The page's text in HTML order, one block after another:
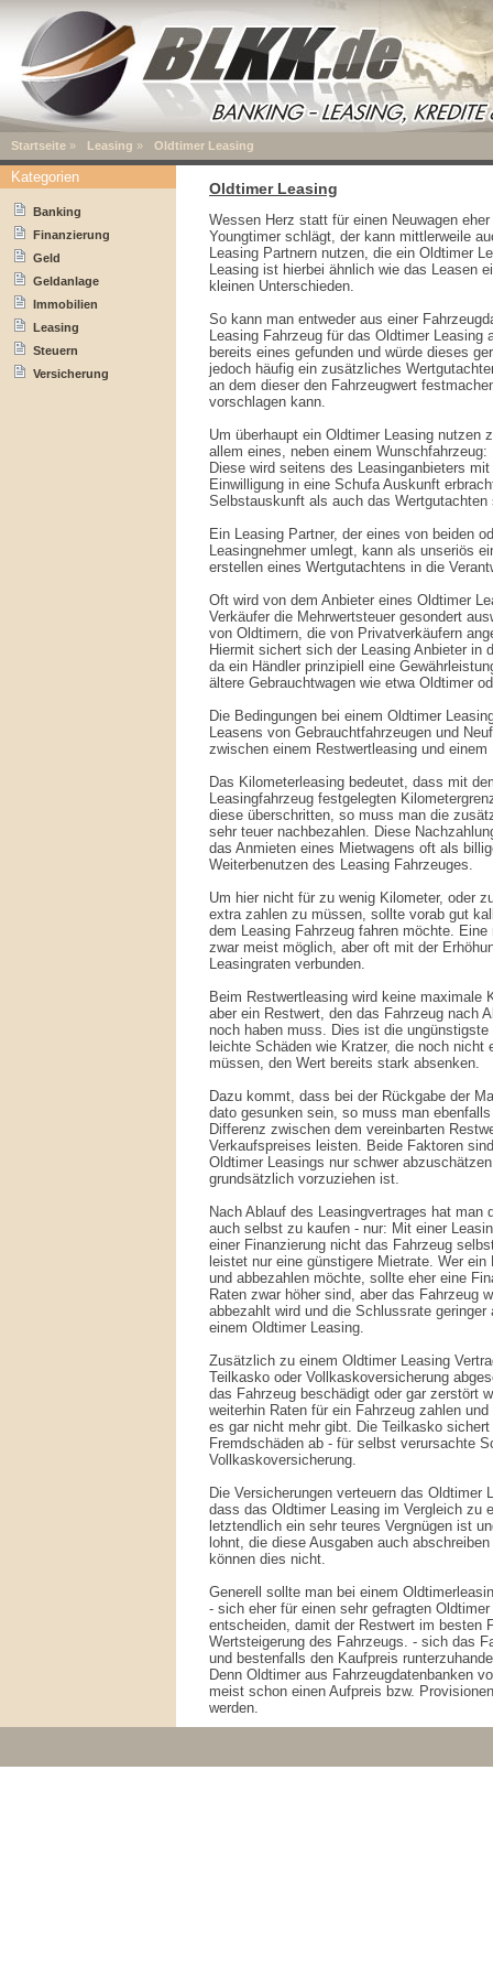
Startseite » Leasing » Oldtimer Leasing
Oldtimer Leasing
Wessen Herz statt für einen Neuwagen
Youngtimer schlägt, der kann mittlerweile
Leasing Partnern nutzen, die ein Oldtimer
Leasing ist hierbei ähnlich wie das Leasen
kleinen Unterschieden.
So kann man entweder aus einer
Leasing Fahrzeug für das Oldtimer Leasing
bereits eines gefunden und würde dieses
jedoch häufig ein zusätzliches
an dem dieser den Fahrzeugwert
vorschlagen kann.
Um überhaupt ein Oldtimer Leasing nutzen
allem eines, neben einem
Diese wird seitens des Leasinganbieters
Einwilligung in eine Schufa Auskunft
Selbstauskunft als auch das
Ein Leasing Partner, der eines von beiden
Leasingnehmer umlegt, kann als unseriös
erstellen eines Wertgutachtens in die
Oft wird von dem Anbieter eines Oldtimer
Verkäufer die Mehrwertsteuer gesondert
von Oldtimern, die von Privatverkäufern
Hiermit sichert sich der Leasing Anbieter in
da ein Händler prinzipiell eine
ältere Gebrauchtwagen wie etwa Oldtimer
Die Bedingungen bei einem Oldtimer
Leasens von Gebrauchtfahrzeugen und
zwischen einem Restwertleasing und
Das Kilometerleasing bedeutet, dass mit
Leasingfahrzeug festgelegten
diese überschritten, so muss man die
sehr teuer nachbezahlen. Diese
das Anmieten eines Mietwagens oft als
Weiterbenutzen des Leasing Fahrzeuges.
Um hier nicht für zu wenig Kilometer, oder
extra zahlen zu müssen, sollte vorab gut
dem Leasing Fahrzeug fahren möchte.
zwar meist möglich, aber oft mit der
Leasingraten verbunden.
Beim Restwertleasing wird keine maximale
aber ein Restwert, den das Fahrzeug nach
noch haben muss. Dies ist die
leichte Schäden wie Kratzer, die noch
müssen, den Wert bereits stark absenken.
Dazu kommt, dass bei der Rückgabe der
dato gesunken sein, so muss man
Differenz zwischen dem vereinbarten
Verkaufspreises leisten. Beide Faktoren
Oldtimer Leasings nur schwer
grundsätzlich vorzuziehen ist.
Nach Ablauf des Leasingvertrages hat man
auch selbst zu kaufen - nur: Mit einer
einer Finanzierung nicht das Fahrzeug
leistet nur eine günstigere Mietrate. Wer ein
und abbezahlen möchte, sollte eher eine
Raten zwar höher sind, aber das Fahrzeug
abbezahlt wird und die Schlussrate
einem Oldtimer Leasing.
Zusätzlich zu einem Oldtimer Leasing
Teilkasko oder Vollkaskoversicherung
das Fahrzeug beschädigt oder gar zerstört
weiterhin Raten für ein Fahrzeug zahlen
es gar nicht mehr gibt. Die Teilkasko
Fremdschäden ab - für selbst verursachte
Vollkaskoversicherung.
Die Versicherungen verteuern das
dass das Oldtimer Leasing im Vergleich zu
letztendlich ein sehr teures Vergnügen ist
lohnt, die diese Ausgaben auch
können dies nicht.
Generell sollte man bei einem
- sich eher für einen sehr gefragten
entscheiden, damit der Restwert im besten
Wertsteigerung des Fahrzeugs. - sich das
und bestenfalls den Kaufpreis
Denn Oldtimer aus Fahrzeugdatenbanken
meist schon einen Aufpreis bzw.
werden.
Kategorien
Banking
Finanzierung
Geld
Geldanlage
Immobilien
Leasing
Steuern
Versicherung